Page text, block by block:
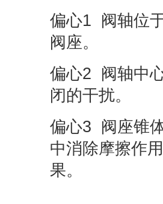
偏心1 阀轴位
阀座。
偏心2 阀轴中
闭的干扰。
偏心3 阀座锥
中消除摩擦作
果。